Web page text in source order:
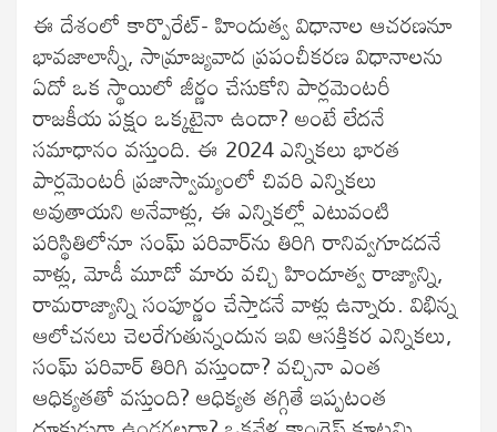
ఈ దేశంలో కార్పొరేట్‌- హిందుత్వ విధానాల ఆచరణనూ
భావజాలాన్నీ, సామ్రాజ్యవాద ప్రపంచీకరణ విధానాలను
ఏదో ఒక స్థాయిలో జీర్ణం చేసుకోని పార్లమెంటరీ
రాజకీయ పక్షం ఒక్కటైనా ఉందా? అంటే లేదనే
సమాధానం వస్తుంది. ఈ 2024 ఎన్నికలు భారత
పార్లమెంటరీ ప్రజాస్వామ్యంలో చివరి ఎన్నికలు
అవుతాయని అనేవాళ్లు, ఈ ఎన్నికల్లో ఎటువంటి
పరిస్థితిలోనూ సంఘ్‌ పరివార్‌ను తిరిగి రానివ్వగూడదనే
వాళ్లు, మోడీ మూడో మారు వచ్చి హిందూత్వ రాజ్యాన్ని,
రామరాజ్యాన్ని సంపూర్ణం చేస్తాడనే వాళ్లు ఉన్నారు. విభిన్న
ఆలోచనలు చెలరేగుతున్నందున ఇవి ఆసక్తికర ఎన్నికలు,
సంఘ్‌ పరివార్‌ తిరిగి వస్తుందా? వచ్చినా ఎంత
ఆధిక్యతతో వస్తుంది? ఆధిక్యత తగ్గితే ఇప్పటంత